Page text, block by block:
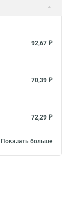
92,67 ₽
70,39 ₽
72,29 ₽
Показать больше